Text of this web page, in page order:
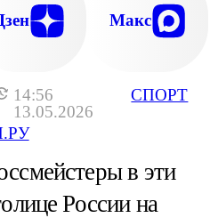
14:56
13.05.2026
СПОРТ
Макс
в эти
России на